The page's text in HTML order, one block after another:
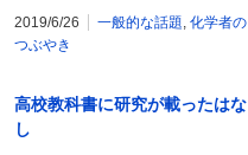
2019/6/26 一般的な話題, 化学者の
つぶやき
高校教科書に研究が載ったはな
し